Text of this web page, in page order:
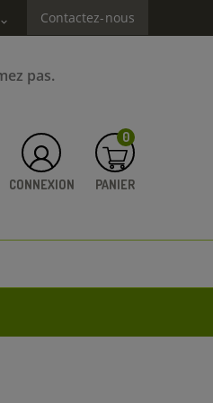
expand_more Contactez-nous
pas.
CONNEXION PANIER
0